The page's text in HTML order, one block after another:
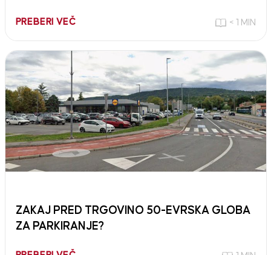
PREBERI VEČ < 1 MIN
ZAKAJ PRED TRGOVINO 50-EVRSKA GLOBA
ZA PARKIRANJE?